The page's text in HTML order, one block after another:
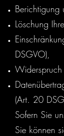
Löschung
DSGVO),
(Art. 20
Sofern Sie
Sie können